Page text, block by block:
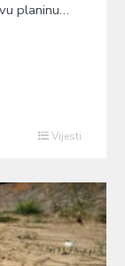
planinu…
Vijesti